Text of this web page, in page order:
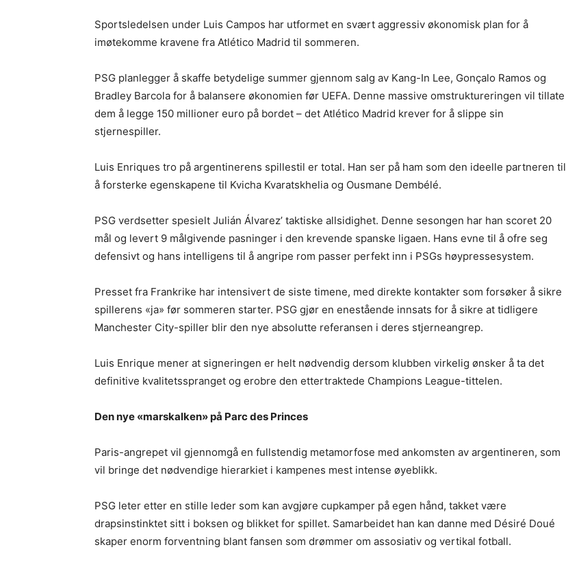
Sportsledelsen under Luis Campos har utformet en svært aggressiv økonomisk plan for å
imøtekomme kravene fra Atlético Madrid til sommeren.
PSG planlegger å skaffe betydelige summer gjennom salg av Kang-In Lee, Gonçalo Ramos og
Bradley Barcola for å balansere økonomien før UEFA. Denne massive omstruktureringen vil tillate
dem å legge 150 millioner euro på bordet – det Atlético Madrid krever for å slippe sin
stjernespiller.
Luis Enriques tro på argentinerens spillestil er total. Han ser på ham som den ideelle partneren til
å forsterke egenskapene til Kvicha Kvaratskhelia og Ousmane Dembélé.
PSG verdsetter spesielt Julián Álvarez’ taktiske allsidighet. Denne sesongen har han scoret 20
mål og levert 9 målgivende pasninger i den krevende spanske ligaen. Hans evne til å ofre seg
defensivt og hans intelligens til å angripe rom passer perfekt inn i PSGs høypressesystem.
Presset fra Frankrike har intensivert de siste timene, med direkte kontakter som forsøker å sikre
spillerens «ja» før sommeren starter. PSG gjør en enestående innsats for å sikre at tidligere
Manchester City-spiller blir den nye absolutte referansen i deres stjerneangrep.
Luis Enrique mener at signeringen er helt nødvendig dersom klubben virkelig ønsker å ta det
definitive kvalitetsspranget og erobre den ettertraktede Champions League-tittelen.
Den nye «marskalken» på Parc des Princes
Paris-angrepet vil gjennomgå en fullstendig metamorfose med ankomsten av argentineren, som
vil bringe det nødvendige hierarkiet i kampenes mest intense øyeblikk.
PSG leter etter en stille leder som kan avgjøre cupkamper på egen hånd, takket være
drapsinstinktet sitt i boksen og blikket for spillet. Samarbeidet han kan danne med Désiré Doué
skaper enorm forventning blant fansen som drømmer om assosiativ og vertikal fotball.